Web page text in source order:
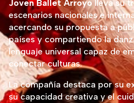
Joven Ballet Arroyolleva su
escenarios nacionales e
acercando su propuesta a
países y compartiendo la
lenguaje universal capaz de
conectar culturas.
La compañía destaca por su
su capacidad creativa y el